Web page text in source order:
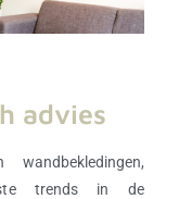
advies
trends in de